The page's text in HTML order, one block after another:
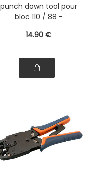
punch down tool pour
bloc 110 / 88 -
14.90 €